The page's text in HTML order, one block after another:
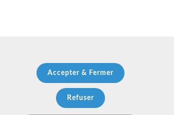
Accepter & Fermer
Refuser